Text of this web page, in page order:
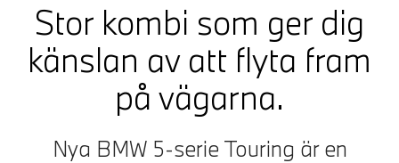
Stor kombi som ger dig
känslan av att flyta fram
på vägarna.
Nya BMW 5-serie Touring är en